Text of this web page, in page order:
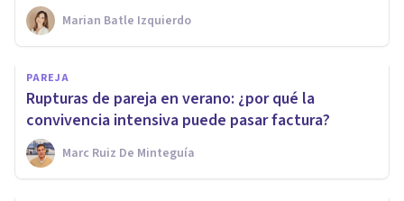
Marian Batle Izquierdo
PAREJA
Rupturas de pareja en verano: ¿por qué la
convivencia intensiva puede pasar factura?
Marc Ruiz De Minteguía